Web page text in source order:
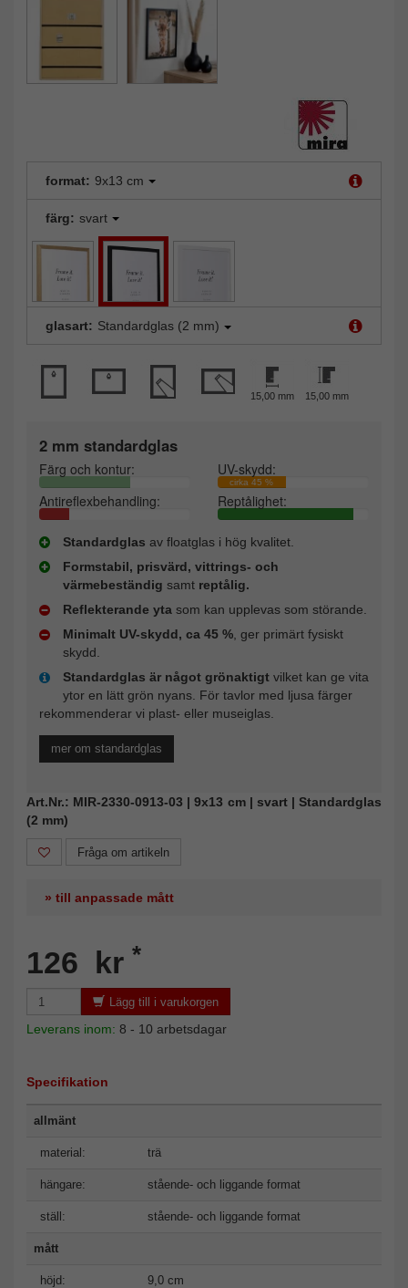
format: 9x13 cm
färg: svart
glasart: Standardglas (2 mm)
15,00 mm 15,00 mm
2 mm standardglas
Färg och kontur: UV-skydd:
cirka 45 %
Antireflexbehandling: Reptålighet:
Standardglas av floatglas i hög kvalitet.
Formstabil, prisvärd, vittrings- och
värmebeständig samt reptålig.
Reflekterande yta som kan upplevas som störande.
Minimalt UV-skydd, ca 45 %, ger primärt fysiskt
skydd.
Standardglas är något grönaktigt vilket kan ge vita
ytor en lätt grön nyans. För tavlor med ljusa färger
rekommenderar vi plast- eller museiglas.
mer om standardglas
Art.Nr.: MIR-2330-0913-03 | 9x13 cm | svart | Standardglas
(2 mm)
Fråga om artikeln
» till anpassade mått
126 kr *
Lägg till i varukorgen
Leverans inom: 8 - 10 arbetsdagar
Specifikation
allmänt
material: trä
hängare: stående- och liggande format
ställ: stående- och liggande format
mått
höjd: 9,0 cm